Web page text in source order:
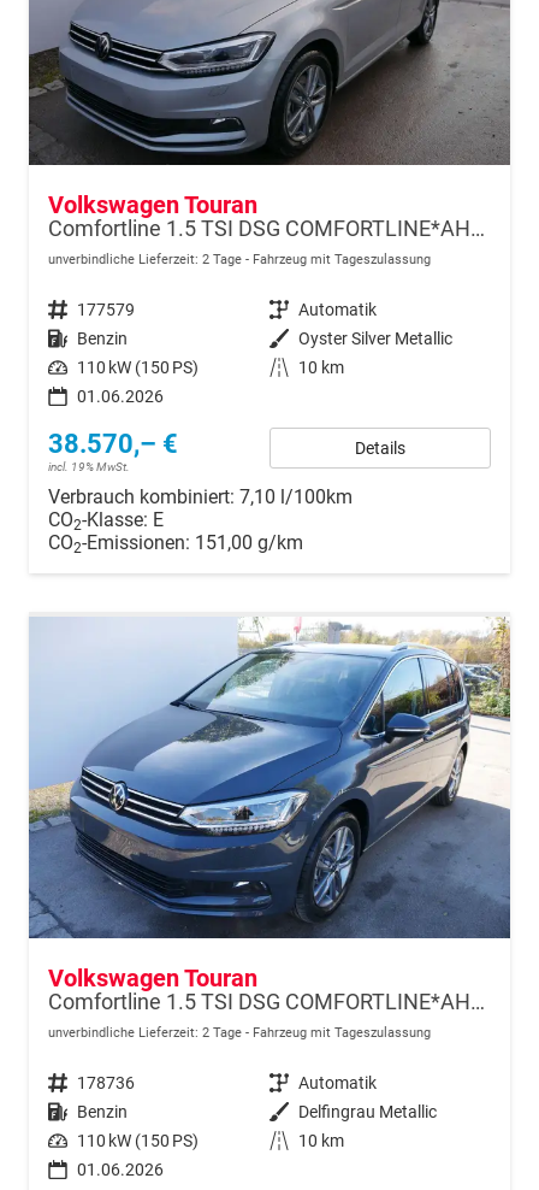
Volkswagen Touran
Comfortline 1.5 TSI DSG COMFORTLINE*AHK*ACC*LED*PDC*KAMERA*NAVI*SHZ* 7-SITZER 17-ZOLL
unverbindliche Lieferzeit: 2 Tage Fahrzeug mit Tageszulassung
Fahrzeugnr. 177579 Getriebe Automatik
Kraftstoff Benzin Außenfarbe Oyster Silver Metallic
Leistung 110 kW (150 PS) Kilometerstand
10 km
01.06.2026
38.570,– €
incl. 19% MwSt.
Details
Verbrauch kombiniert: 7,10 l/100km
CO2-Klasse: E
CO2-Emissionen: 151,00 g/km
Volkswagen Touran
Comfortline 1.5 TSI DSG COMFORTLINE*AHK*NAVI*ACC*PDC*LED*SHZ*KAMERA*7-SITZER*17-ZOLL
unverbindliche Lieferzeit: 2 Tage Fahrzeug mit Tageszulassung
Fahrzeugnr. 178736 Getriebe Automatik
Kraftstoff Benzin Außenfarbe Delfingrau Metallic
Leistung 110 kW (150 PS) Kilometerstand
10 km
01.06.2026